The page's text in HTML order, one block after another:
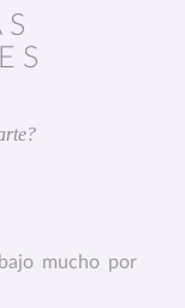
mucho por